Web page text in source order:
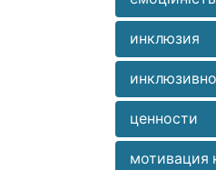
инклюзия
ценности
мотивация